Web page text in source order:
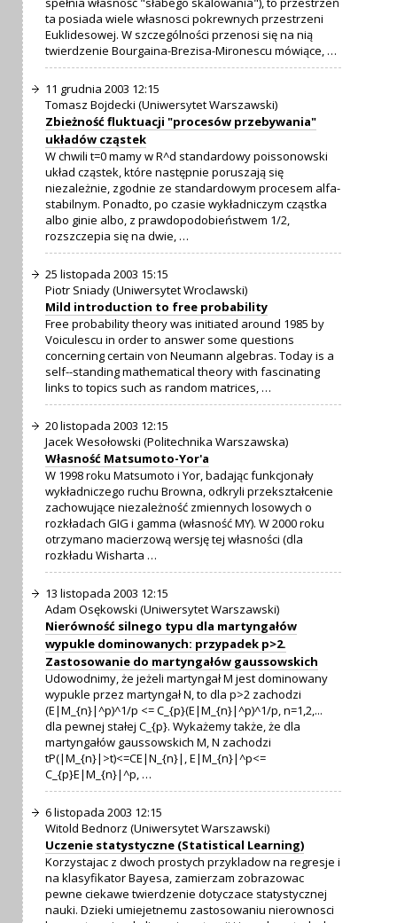
ta posiada wiele własnosci pokrewnych przestrzeni
Euklidesowej. W szczególności przenosi się na nią
twierdzenie Bourgaina-Brezisa-Mironescu mówiące, …
11 grudnia 2003 12:15
Tomasz Bojdecki (Uniwersytet Warszawski)
Zbieżność fluktuacji "procesów przebywania"
układów cząstek
W chwili t=0 mamy w R^d standardowy poissonowski
układ cząstek, które następnie poruszają się
niezależnie, zgodnie ze standardowym procesem alfa-
stabilnym. Ponadto, po czasie wykładniczym cząstka
albo ginie albo, z prawdopodobieństwem 1/2,
rozszczepia się na dwie, …
25 listopada 2003 15:15
Piotr Sniady (Uniwersytet Wroclawski)
Mild introduction to free probability
Free probability theory was initiated around 1985 by
Voiculescu in order to answer some questions
concerning certain von Neumann algebras. Today is a
self--standing mathematical theory with fascinating
links to topics such as random matrices, …
20 listopada 2003 12:15
Jacek Wesołowski (Politechnika Warszawska)
Własność Matsumoto-Yor'a
W 1998 roku Matsumoto i Yor, badając funkcjonały
wykładniczego ruchu Browna, odkryli przekształcenie
zachowujące niezależność zmiennych losowych o
rozkładach GIG i gamma (własność MY). W 2000 roku
otrzymano macierzową wersję tej własności (dla
rozkładu Wisharta …
13 listopada 2003 12:15
Adam Osękowski (Uniwersytet Warszawski)
Nierówność silnego typu dla martyngałów
wypukle dominowanych: przypadek p>2.
Zastosowanie do martyngałów gaussowskich
Udowodnimy, że jeżeli martyngał M jest dominowany
wypukle przez martyngał N, to dla p>2 zachodzi
(E|M_{n}|^p)^1/p <= C_{p}(E|M_{n}|^p)^1/p, n=1,2,...
dla pewnej stałej C_{p}. Wykażemy także, że dla
martyngałów gaussowskich M, N zachodzi
tP(|M_{n}|>t)<=CE|N_{n}|, E|M_{n}|^p<=
C_{p}E|M_{n}|^p, …
6 listopada 2003 12:15
Witold Bednorz (Uniwersytet Warszawski)
Uczenie statystyczne (Statistical Learning)
Korzystajac z dwoch prostych przykladow na regresje i
na klasyfikator Bayesa, zamierzam zobrazowac
pewne ciekawe twierdzenie dotyczace statystycznej
nauki. Dzieki umiejetnemu zastosowaniu nierownosci